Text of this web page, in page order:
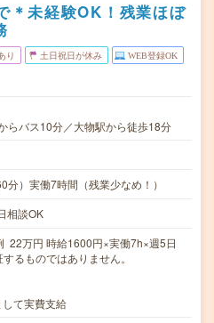
＊未経験OK！残業ほぼ
り 土日祝日が休み WEB登録OK
らバス10分／大物駅から徒歩18分
）実働7時間（残業少なめ！）
相談OK
万円 時給1600円×実働7h×週5日
るものではありません。
て実費支給